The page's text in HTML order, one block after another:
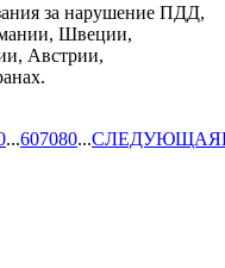
за нарушение ПДД,
Швеции,
Австрии,
...607080...СЛЕДУЮЩАЯ